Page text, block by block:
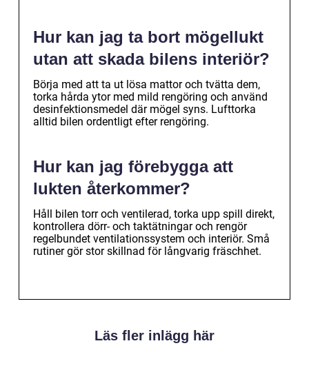
Hur kan jag ta bort mögellukt
utan att skada bilens interiör?
Börja med att ta ut lösa mattor och tvätta dem,
torka hårda ytor med mild rengöring och använd
desinfektionsmedel där mögel syns. Lufttorka
alltid bilen ordentligt efter rengöring.
Hur kan jag förebygga att
lukten återkommer?
Håll bilen torr och ventilerad, torka upp spill direkt,
kontrollera dörr- och taktätningar och rengör
regelbundet ventilationssystem och interiör. Små
rutiner gör stor skillnad för långvarig fräschhet.
Läs fler inlägg här